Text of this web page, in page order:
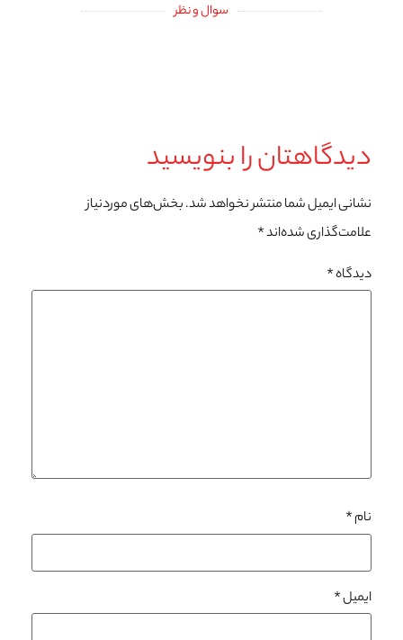
سوال و نظر
دیدگاهتان را بنویسید
نشانی ایمیل شما منتشر نخواهد شد.بخش‌های موردنیاز
علامت‌گذاری شده‌اند*
دیدگاه*
نام*
ایمیل*